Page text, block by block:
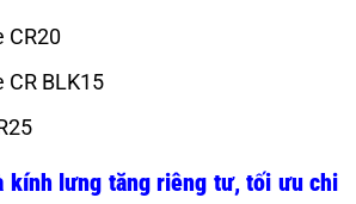
CR20
BLK15
kính lưng tăng riêng tư, tối ưu chi